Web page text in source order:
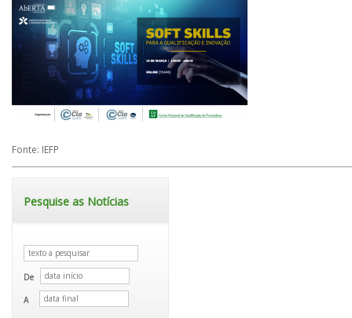
Fonte: IEFP
Pesquise as Notícias
De
A